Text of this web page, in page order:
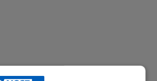
на улични дупки в Русе